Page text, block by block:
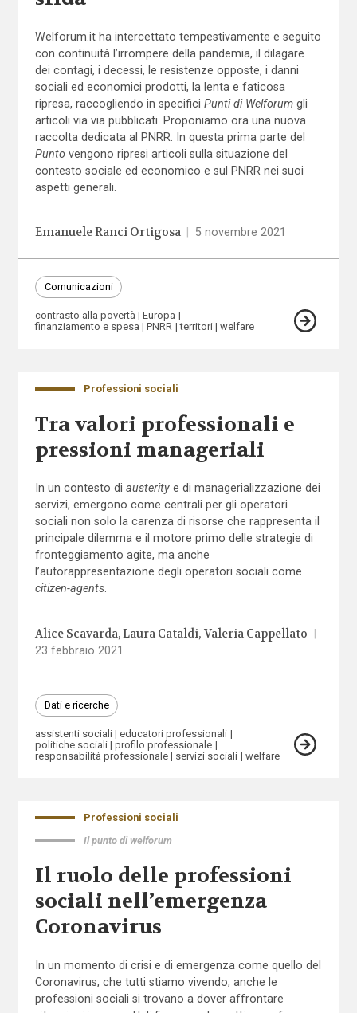
Welforum.it ha intercettato tempestivamente e seguito
con continuità l’irrompere della pandemia, il dilagare
dei contagi, i decessi, le resistenze opposte, i danni
sociali ed economici prodotti, la lenta e faticosa
ripresa, raccogliendo in specifici Punti di Welforumgli
articoli via via pubblicati. Proponiamo ora una nuova
raccolta dedicata al PNRR. In questa prima parte del
Puntovengono ripresi articoli sulla situazione del
contesto sociale ed economico e sul PNRR nei suoi
aspetti generali.
Emanuele Ranci Ortigosa 5 novembre 2021
Comunicazioni
contrasto alla povertà
Europa
finanziamento e spesa
PNRR territori welfare
Professioni sociali
Tra valori professionali e
pressioni manageriali
In un contesto di austeritye di managerializzazione dei
servizi, emergono come centrali per gli operatori
sociali non solo la carenza di risorse che rappresenta il
principale dilemma e il motore primo delle strategie di
fronteggiamento agite, ma anche
l’autorappresentazione degli operatori sociali come
citizen-agents.
Alice Scavarda Laura Cataldi Valeria Cappellato
23 febbraio 2021
Dati e ricerche
assistenti sociali
educatori professionali
politiche sociali
profilo professionale
responsabilità professionale
servizi sociali welfare
Professioni sociali
Il punto di welforum
Il ruolo delle professioni
sociali nell’emergenza
Coronavirus
In un momento di crisi e di emergenza come quello del
Coronavirus, che tutti stiamo vivendo, anche le
professioni sociali si trovano a dover affrontare